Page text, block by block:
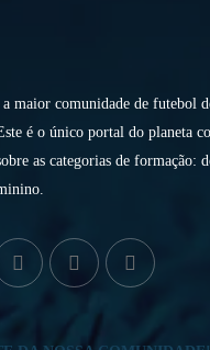
maior comunidade de futebol
é o único portal do planeta
as categorias de formação: